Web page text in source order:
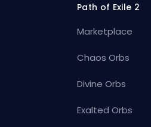
Path of Exile 2
Marketplace
Chaos Orbs
Divine Orbs
Exalted Orbs